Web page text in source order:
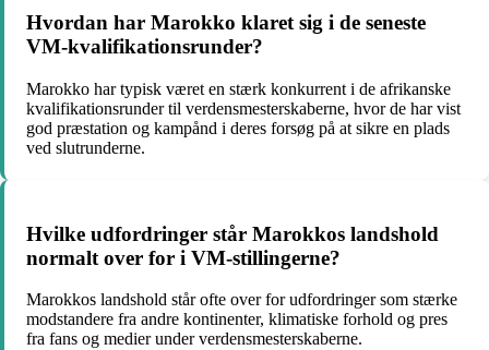
Hvordan har Marokko klaret sig i de seneste
VM-kvalifikationsrunder?
Marokko har typisk været en stærk konkurrent i de afrikanske
kvalifikationsrunder til verdensmesterskaberne, hvor de har vist
god præstation og kampånd i deres forsøg på at sikre en plads
ved slutrunderne.
Hvilke udfordringer står Marokkos landshold
normalt over for i VM-stillingerne?
Marokkos landshold står ofte over for udfordringer som stærke
modstandere fra andre kontinenter, klimatiske forhold og pres
fra fans og medier under verdensmesterskaberne.